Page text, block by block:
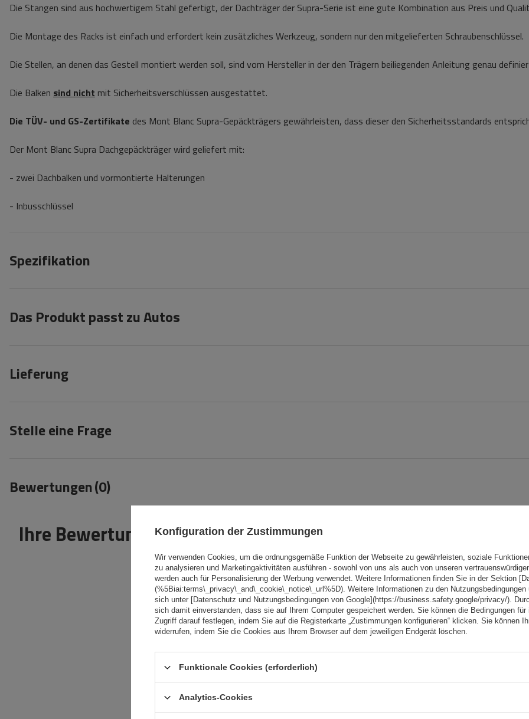
Die Stangen sind aus hochwertigem Stahl gefertigt, der Dachträger der Supra-Serie ist eine gute Kombination aus Preis und
Die Montage des Racks ist einfach und erfordert kein zusätzliches Werkzeug, sondern nur den mitgelieferten Schraubenschlüssel.
Die Stellen, an denen das Gestell montiert werden soll, sind vom Hersteller in der den Trägern beiliegenden Anleitung genau
Die Balken sind nicht mit Sicherheitsverschlüssen ausgestattet.
Die TÜV- und GS-Zertifikate des Mont Blanc Supra-Gepäckträgers gewährleisten, dass dieser den Sicherheitsstandards
Der Mont Blanc Supra Dachgepäckträger wird geliefert mit:
- zwei Dachbalken und vormontierte Halterungen
- Inbusschlüssel
Spezifikation
Das Produkt passt zu Autos
Lieferung
Stelle eine Frage
Bewertungen(0)
Ihre Bewertung schreiben
Ihre Note:
5/5
Inhalt Ihrer Bewertung
Ihr Produktfoto
hinzufügen:
Konfiguration der Zustimmungen
Wir verwenden Cookies, um die ordnungsgemäße Funktion der Webseite zu gewährleisten, soziale
zu analysieren und Marketingaktivitäten ausführen - sowohl von uns als auch von unseren
werden auch für Personalisierung der Werbung verwendet. Weitere Informationen finden Sie in der Sektion
(%5Biai:terms\_privacy\_and\_cookie\_notice\_url%5D). Weitere Informationen zu den
sich unter [Datenschutz und Nutzungsbedingungen von Google](https://business.safety.google/privacy/).
sich damit einverstanden, dass sie auf Ihrem Computer gespeichert werden. Sie können die Bedingungen für
Zugriff darauf festlegen, indem Sie auf die Registerkarte „Zustimmungen konfigurieren“ klicken. Sie können
widerrufen, indem Sie die Cookies aus Ihrem Browser auf dem jeweiligen Endgerät löschen.
Funktionale Cookies (erforderlich)
Analytics-Cookies